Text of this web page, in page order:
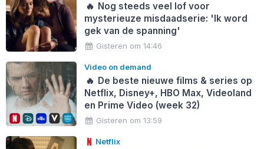
🔥 Nog steeds veel lof voor
mysterieuze misdaadserie: 'Ik word
gek van de spanning'
Gisteren om 14:46
Video on demand
🔥 De beste nieuwe films & series op
Netflix, Disney+, HBO Max, Videoland
en Prime Video (week 32)
Gisteren om 13:59
Netflix